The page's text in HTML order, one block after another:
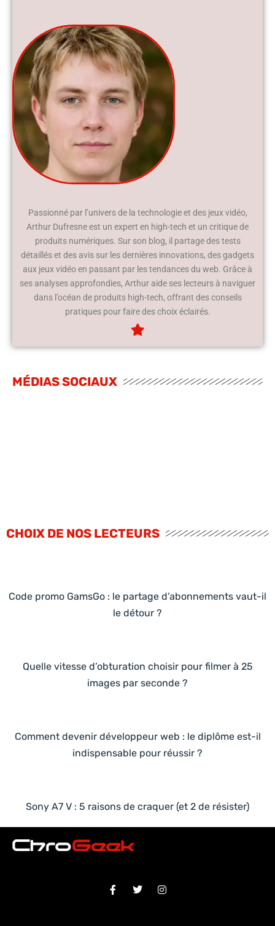
Passionné par l’univers de la technologie et des jeux vidéo,
Arthur Dufresne est un expert en high-tech et un critique de
produits numériques. Sur son blog, il partage des tests
détaillés et des avis sur les dernières innovations, des gadgets
aux jeux vidéo en passant par les tendances du web. Grâce à
ses analyses approfondies, Arthur aide ses lecteurs à naviguer
dans l’océan de produits high-tech, offrant des conseils
pratiques pour faire des choix éclairés.
MÉDIAS SOCIAUX
CHOIX DE NOS LECTEURS
Code promo GamsGo : le partage d’abonnements vaut-il
le détour ?
Quelle vitesse d’obturation choisir pour filmer à 25
images par seconde ?
Comment devenir développeur web : le diplôme est-il
indispensable pour réussir ?
Sony A7 V : 5 raisons de craquer (et 2 de résister)